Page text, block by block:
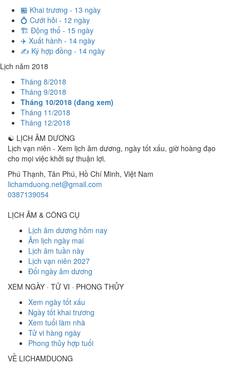
🏪 Khai trương - 13 ngày
💍 Cưới hỏi - 12 ngày
🏗️ Động thổ - 15 ngày
✈️ Xuất hành - 14 ngày
✍️ Ký hợp đồng - 14 ngày
Lịch năm 2018
Tháng 8/2018
Tháng 9/2018
Tháng 10/2018 (đang xem)
Tháng 11/2018
Tháng 12/2018
☯ LỊCH ÂM DƯƠNG
Lịch vạn niên - Xem lịch âm dương, ngày tốt xấu, giờ hoàng đạo
cho mọi việc khởi sự thuận lợi.
Phú Thạnh, Tân Phú, Hồ Chí Minh, Việt Nam
lichamduong.net@gmail.com
0387139054
LỊCH ÂM & CÔNG CỤ
Lịch âm dương hôm nay
Âm lịch ngày mai
Lịch âm tuần này
Lịch vạn niên 2027
Đổi ngày âm dương
XEM NGÀY · TỬ VI · PHONG THỦY
Xem ngày tốt xấu
Ngày tốt khai trương
Xem tuổi làm nhà
Tử vi hàng ngày
Phong thủy hợp tuổi
VỀ LICHAMDUONG